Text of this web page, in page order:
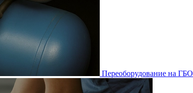
Переоборудование на ГБО